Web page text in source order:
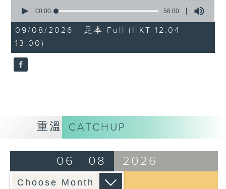
社聯信息:「香港賽馬會院舍主管關愛領袖培
訓計劃」十位關愛院舍主管「初心」分享(4)
seconds
56
minutes,
0
seconds
00:00 56:00
09/08/2026 - 足本 Full (HKT 12:04 -
13:00)
重溫 CATCHUP
06 - 08 2026